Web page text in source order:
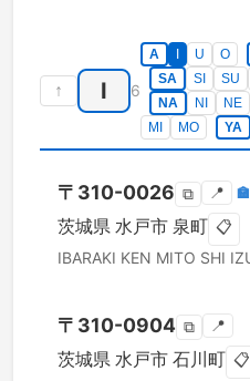
↑ I 6
A U O
SA
SI SU
NA
NI NE
MI
MO YA
〒 310-0026 ⧉ 📍 🏣
茨城県 水戸市 泉町 📋
IBARAKI KEN MITO SHI
〒 310-0904 ⧉ 📍
茨城県 水戸市 石川町 📋